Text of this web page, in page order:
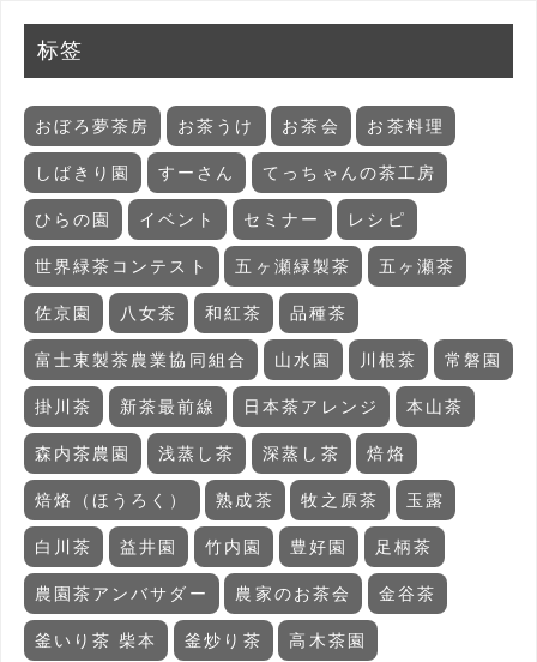
标签
おぼろ夢茶房 お茶うけ お茶会 お茶料理
しばきり園 すーさん てっちゃんの茶工房
ひらの園 イベント セミナー レシピ
世界緑茶コンテスト 五ヶ瀬緑製茶 五ヶ瀬茶
佐京園 八女茶 和紅茶 品種茶
富士東製茶農業協同組合 山水園 川根茶 常磐園
掛川茶 新茶最前線 日本茶アレンジ 本山茶
森内茶農園 浅蒸し茶 深蒸し茶 焙烙
焙烙（ほうろく） 熟成茶 牧之原茶 玉露
白川茶 益井園 竹内園 豊好園 足柄茶
農園茶アンバサダー 農家のお茶会 金谷茶
釜いり茶 柴本 釜炒り茶 高木茶園